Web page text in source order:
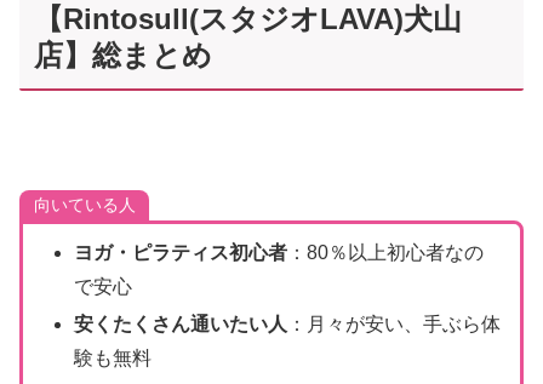
【Rintosull(スタジオLAVA)犬山
店】総まとめ
向いている人
ヨガ・ピラティス初心者：80％以上初心者なの
で安心
安くたくさん通いたい人 ：月々が安い、手ぶら体
験も無料